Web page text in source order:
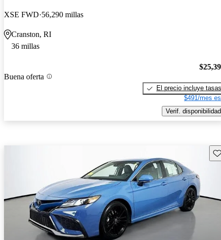
XSE FWD 56,290 millas
Cranston, RI
36 millas
Buena oferta
El precio incluye tasas
$491/mes
Verif. disponibilidad